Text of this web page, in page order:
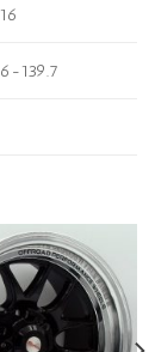
16
6-139.7